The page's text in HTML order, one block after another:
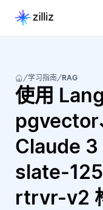
学习指南 RAG
使用
Claude 3
slate-
rtrvr-v2